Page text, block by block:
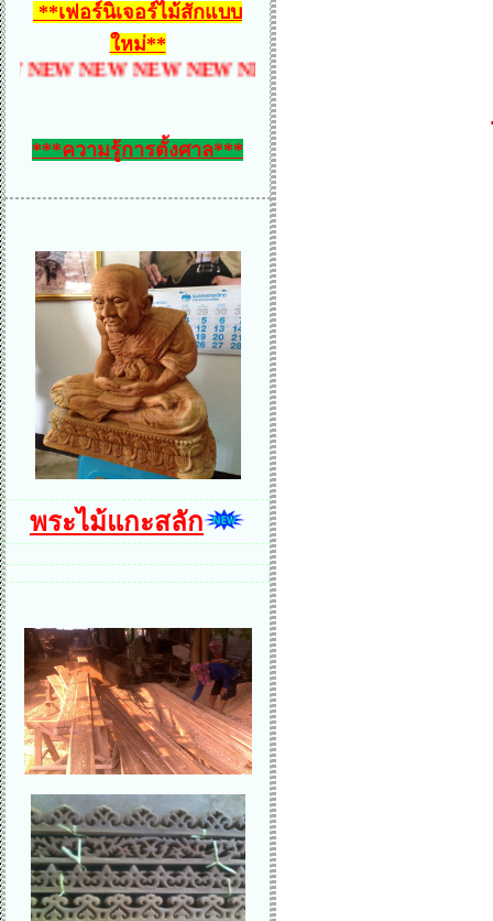
**เฟอร์นิเจอร์ไม้สักแบบ
ใหม่**
NEW NEW NEW NEW NEW NEW NEW
***ความรู้การตั้งศาล***
พระไม้แกะสลัก